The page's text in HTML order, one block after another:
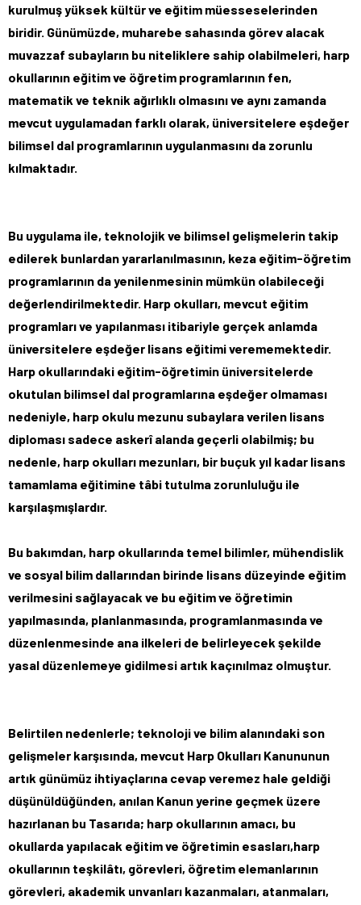
kurulmuş yüksek kültür ve eğitim müesseselerinden
biridir. Günümüzde, muharebe sahasında görev alacak
muvazzaf subayların bu niteliklere sahip olabilmeleri, harp
okullarının eğitim ve öğretim programlarının fen,
matematik ve teknik ağırlıklı olmasını ve aynı zamanda
mevcut uygulamadan farklı olarak, üniversitelere eşdeğer
bilimsel dal programlarının uygulanmasını da zorunlu
kılmaktadır.
Bu uygulama ile, teknolojik ve bilimsel gelişmelerin takip
edilerek bunlardan yararlanılmasının, keza eğitim-öğretim
programlarının da yenilenmesinin mümkün olabileceği
değerlendirilmektedir. Harp okulları, mevcut eğitim
programları ve yapılanması itibariyle gerçek anlamda
üniversitelere eşdeğer lisans eğitimi verememektedir.
Harp okullarındaki eğitim-öğretimin üniversitelerde
okutulan bilimsel dal programlarına eşdeğer olmaması
nedeniyle, harp okulu mezunu subaylara verilen lisans
diploması sadece askerî alanda geçerli olabilmiş; bu
nedenle, harp okulları mezunları, bir buçuk yıl kadar lisans
tamamlama eğitimine tâbi tutulma zorunluluğu ile
karşılaşmışlardır.
Bu bakımdan, harp okullarında temel bilimler, mühendislik
ve sosyal bilim dallarından birinde lisans düzeyinde eğitim
verilmesini sağlayacak ve bu eğitim ve öğretimin
yapılmasında, planlanmasında, programlanmasında ve
düzenlenmesinde ana ilkeleri de belirleyecek şekilde
yasal düzenlemeye gidilmesi artık kaçınılmaz olmuştur.
Belirtilen nedenlerle; teknoloji ve bilim alanındaki son
gelişmeler karşısında, mevcut Harp Okulları Kanununun
artık günümüz ihtiyaçlarına cevap veremez hale geldiği
düşünüldüğünden, anılan Kanun yerine geçmek üzere
hazırlanan bu Tasarıda; harp okullarının amacı, bu
okullarda yapılacak eğitim ve öğretimin esasları,harp
okullarının teşkilâtı, görevleri, öğretim elemanlarının
görevleri, akademik unvanları kazanmaları, atanmaları,